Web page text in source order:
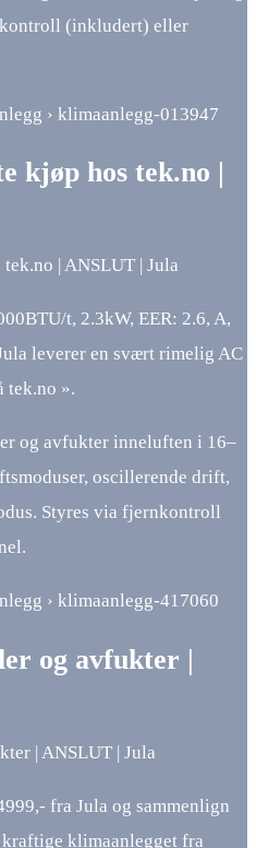
(inkludert) eller
› klimaanlegg-013947
kjøp hos tek.no |
| ANSLUT | Jula
t, 2.3kW, EER: 2.6, A,
leverer en svært rimelig AC
tek.no ».
og avfukter inneluften i 16–
oscillerende drift,
Styres via fjernkontroll
› klimaanlegg-417060
og avfukter |
| ANSLUT | Jula
fra Jula og sammenlign
klimaanlegget fra